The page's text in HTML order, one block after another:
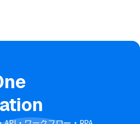
が未登録である場合に後続の処理に進
どの情報を任意に設定してくださ
Dynamics365 Salesのそれぞれ